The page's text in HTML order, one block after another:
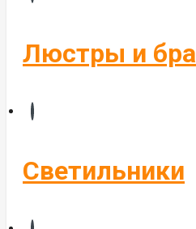
Управление светом
Люстры и бра
Светильники